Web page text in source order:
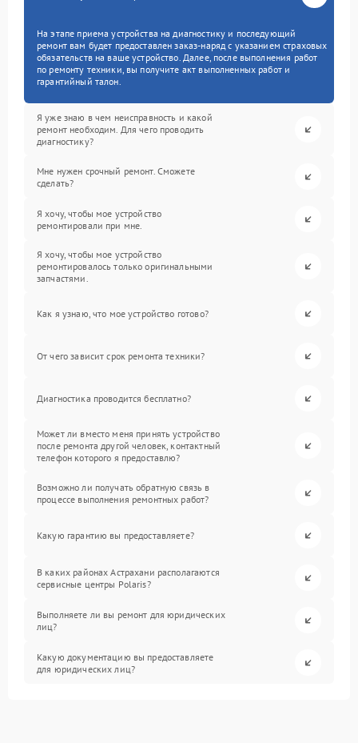
На этапе приема устройства на диагностику и последующий
ремонт вам будет предоставлен заказ-наряд с указанием страховых
обязательств на ваше устройство. Далее, после выполнения работ
по ремонту техники, вы получите акт выполненных работ и
гарантийный талон.
Я уже знаю в чем неисправность и какой
ремонт необходим. Для чего проводить
диагностику?
Мне нужен срочный ремонт. Сможете
сделать?
Я хочу, чтобы мое устройство
ремонтировали при мне.
Я хочу, чтобы мое устройство
ремонтировалось только оригинальными
запчастями.
Как я узнаю, что мое устройство готово?
От чего зависит срок ремонта техники?
Диагностика проводится бесплатно?
Может ли вместо меня принять устройство
после ремонта другой человек, контактный
телефон которого я предоставлю?
Возможно ли получать обратную связь в
процессе выполнения ремонтных работ?
Какую гарантию вы предоставляете?
В каких районах Астрахани располагаются
сервисные центры Polaris?
Выполняете ли вы ремонт для юридических
лиц?
Какую документацию вы предоставляете
для юридических лиц?